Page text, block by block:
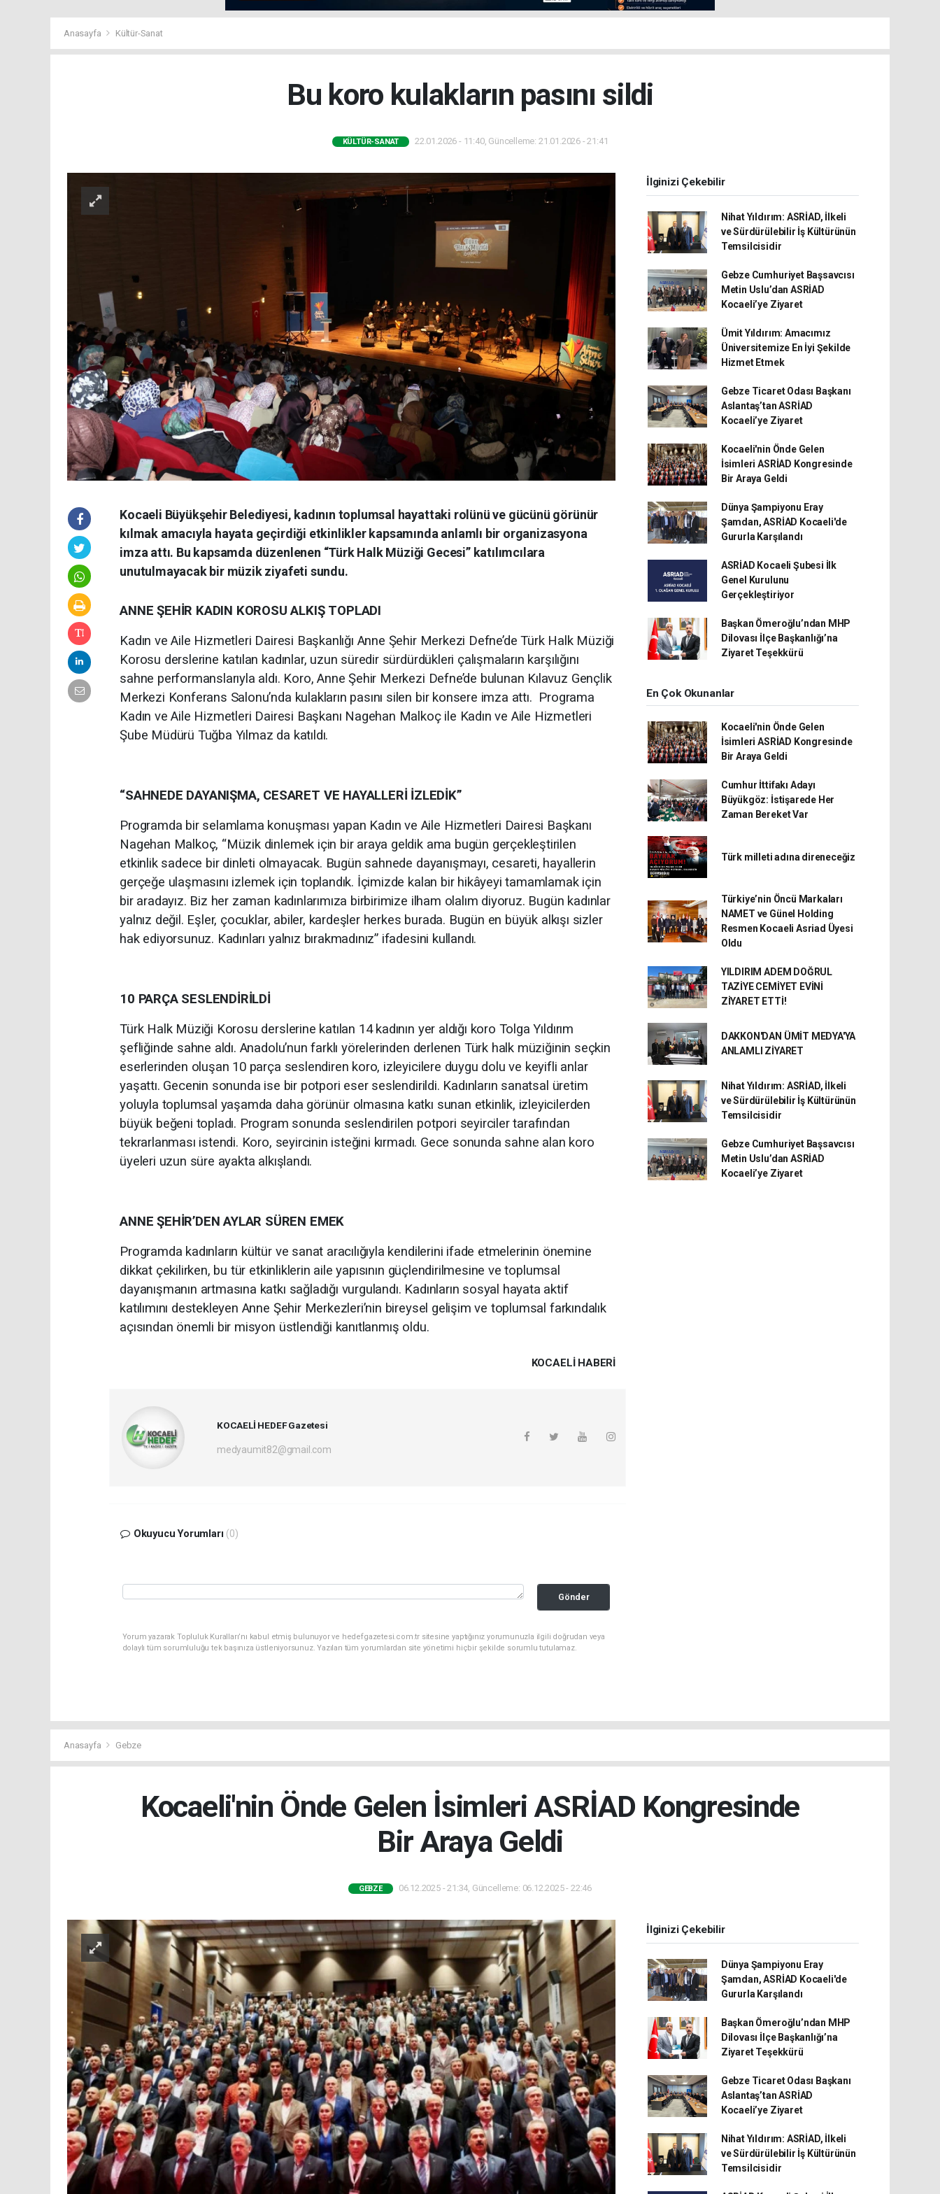
Anasayfa Kültür-Sanat
Bu koro kulakların pasını sildi
KÜLTÜR-SANAT 22.01.2026 - 11:40, Güncelleme: 21.01.2026 - 21:41
Kocaeli Büyükşehir Belediyesi, kadının toplumsal hayattaki rolünü ve gücünü görünür
kılmak amacıyla hayata geçirdiği etkinlikler kapsamında anlamlı bir organizasyona
imza attı. Bu kapsamda düzenlenen “Türk Halk Müziği Gecesi” katılımcılara
unutulmayacak bir müzik ziyafeti sundu.
ANNE ŞEHİR KADIN KOROSU ALKIŞ TOPLADI
Kadın ve Aile Hizmetleri Dairesi Başkanlığı Anne Şehir Merkezi Defne’de Türk Halk Müziği
Korosu derslerine katılan kadınlar, uzun süredir sürdürdükleri çalışmaların karşılığını
sahne performanslarıyla aldı. Koro, Anne Şehir Merkezi Defne’de bulunan Kılavuz Gençlik
Merkezi Konferans Salonu’nda kulakların pasını silen bir konsere imza attı. Programa
Kadın ve Aile Hizmetleri Dairesi Başkanı Nagehan Malkoç ile Kadın ve Aile Hizmetleri
Şube Müdürü Tuğba Yılmaz da katıldı.
“SAHNEDE DAYANIŞMA, CESARET VE HAYALLERİ İZLEDİK”
Programda bir selamlama konuşması yapan Kadın ve Aile Hizmetleri Dairesi Başkanı
Nagehan Malkoç, “Müzik dinlemek için bir araya geldik ama bugün gerçekleştirilen
etkinlik sadece bir dinleti olmayacak. Bugün sahnede dayanışmayı, cesareti, hayallerin
gerçeğe ulaşmasını izlemek için toplandık. İçimizde kalan bir hikâyeyi tamamlamak için
bir aradayız. Biz her zaman kadınlarımıza birbirimize ilham olalım diyoruz. Bugün kadınlar
yalnız değil. Eşler, çocuklar, abiler, kardeşler herkes burada. Bugün en büyük alkışı sizler
hak ediyorsunuz. Kadınları yalnız bırakmadınız” ifadesini kullandı.
10 PARÇA SESLENDİRİLDİ
Türk Halk Müziği Korosu derslerine katılan 14 kadının yer aldığı koro Tolga Yıldırım
şefliğinde sahne aldı. Anadolu’nun farklı yörelerinden derlenen Türk halk müziğinin seçkin
eserlerinden oluşan 10 parça seslendiren koro, izleyicilere duygu dolu ve keyifli anlar
yaşattı. Gecenin sonunda ise bir potpori eser seslendirildi. Kadınların sanatsal üretim
yoluyla toplumsal yaşamda daha görünür olmasına katkı sunan etkinlik, izleyicilerden
büyük beğeni topladı. Program sonunda seslendirilen potpori seyirciler tarafından
tekrarlanması istendi. Koro, seyircinin isteğini kırmadı. Gece sonunda sahne alan koro
üyeleri uzun süre ayakta alkışlandı.
ANNE ŞEHİR’DEN AYLAR SÜREN EMEK
Programda kadınların kültür ve sanat aracılığıyla kendilerini ifade etmelerinin önemine
dikkat çekilirken, bu tür etkinliklerin aile yapısının güçlendirilmesine ve toplumsal
dayanışmanın artmasına katkı sağladığı vurgulandı. Kadınların sosyal hayata aktif
katılımını destekleyen Anne Şehir Merkezleri’nin bireysel gelişim ve toplumsal farkındalık
açısından önemli bir misyon üstlendiği kanıtlanmış oldu.
KOCAELI HABERİ
KOCAELİ HEDEF Gazetesi
medyaumit82@gmail.com
Okuyucu Yorumları (0)
Gönder
Yorum yazarak Topluluk Kuralları’nı kabul etmiş bulunuyor ve hedefgazetesi.com.tr sitesine yaptığınız yorumunuzla ilgili doğrudan veya
dolaylı tüm sorumluluğu tek başınıza üstleniyorsunuz. Yazılan tüm yorumlardan site yönetimi hiçbir şekilde sorumlu tutulamaz.
İlginizi Çekebilir
Nihat Yıldırım: ASRİAD, İlkeli
ve Sürdürülebilir İş Kültürünün
Temsilcisidir
Gebze Cumhuriyet Başsavcısı
Metin Uslu’dan ASRİAD
Kocaeli’ye Ziyaret
Ümit Yıldırım: Amacımız
Üniversitemize En İyi Şekilde
Hizmet Etmek
Gebze Ticaret Odası Başkanı
Aslantaş’tan ASRİAD
Kocaeli’ye Ziyaret
Kocaeli'nin Önde Gelen
İsimleri ASRİAD Kongresinde
Bir Araya Geldi
Dünya Şampiyonu Eray
Şamdan, ASRİAD Kocaeli'de
Gururla Karşılandı
ASRİAD Kocaeli Şubesi İlk
Genel Kurulunu
Gerçekleştiriyor
Başkan Ömeroğlu’ndan MHP
Dilovası İlçe Başkanlığı’na
Ziyaret Teşekkürü
En Çok Okunanlar
Kocaeli'nin Önde Gelen
İsimleri ASRİAD Kongresinde
Bir Araya Geldi
Cumhur İttifakı Adayı
Büyükgöz: İstişarede Her
Zaman Bereket Var
Türk milleti adına direneceğiz
Türkiye’nin Öncü Markaları
NAMET ve Günel Holding
Resmen Kocaeli Asriad Üyesi
Oldu
YILDIRIM ADEM DOĞRUL
TAZİYE CEMİYET EVİNİ
ZİYARET ETTİ!
DAKKON'DAN ÜMİT MEDYA'YA
ANLAMLI ZİYARET
Nihat Yıldırım: ASRİAD, İlkeli
ve Sürdürülebilir İş Kültürünün
Temsilcisidir
Gebze Cumhuriyet Başsavcısı
Metin Uslu’dan ASRİAD
Kocaeli’ye Ziyaret
Anasayfa Gebze
Kocaeli'nin Önde Gelen İsimleri ASRİAD Kongresinde
Bir Araya Geldi
GEBZE 06.12.2025 - 21:34, Güncelleme: 06.12.2025 - 22:46
İlginizi Çekebilir
Dünya Şampiyonu Eray
Şamdan, ASRİAD Kocaeli'de
Gururla Karşılandı
Başkan Ömeroğlu’ndan MHP
Dilovası İlçe Başkanlığı’na
Ziyaret Teşekkürü
Gebze Ticaret Odası Başkanı
Aslantaş’tan ASRİAD
Kocaeli’ye Ziyaret
Nihat Yıldırım: ASRİAD, İlkeli
ve Sürdürülebilir İş Kültürünün
Temsilcisidir